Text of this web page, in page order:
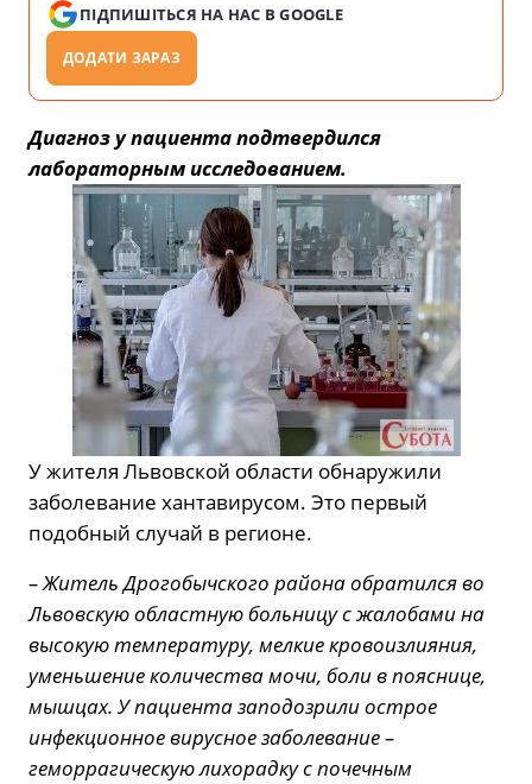
ПІДПИШІТЬСЯ НА НАС В GOOGLE
ДОДАТИ ЗАРАЗ
Диагноз у пациента подтвердился
лабораторным исследованием.
У жителя Львовской области обнаружили
заболевание хантавирусом. Это первый
подобный случай в регионе.
– Житель Дрогобычского района обратился во
Львовскую областную больницу с жалобами на
высокую температуру, мелкие кровоизлияния,
уменьшение количества мочи, боли в пояснице,
мышцах. У пациента заподозрили острое
инфекционное вирусное заболевание –
геморрагическую лихорадку с почечным